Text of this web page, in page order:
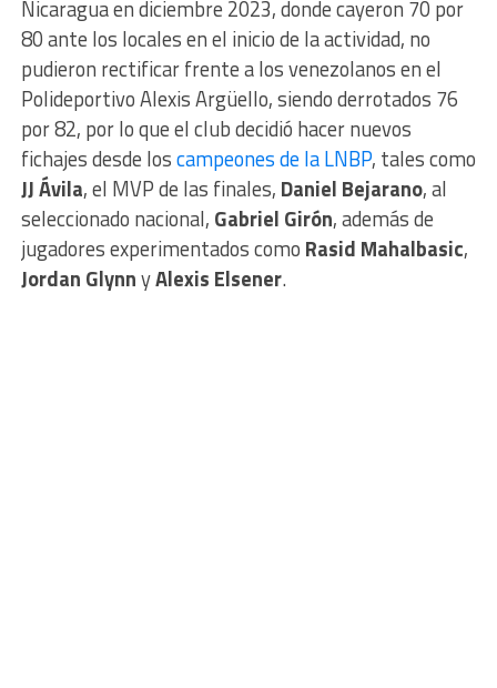
Nicaragua en diciembre 2023, donde cayeron 70 por
80 ante los locales en el inicio de la actividad, no
pudieron rectificar frente a los venezolanos en el
Polideportivo Alexis Argüello, siendo derrotados 76
por 82, por lo que el club decidió hacer nuevos
fichajes desde loscampeones de la LNBP, tales como
JJ Ávila, el MVP de las finales, Daniel Bejarano, al
seleccionado nacional, Gabriel Girón, además de
jugadores experimentados como Rasid Mahalbasic,
Jordan GlynnyAlexis Elsener.